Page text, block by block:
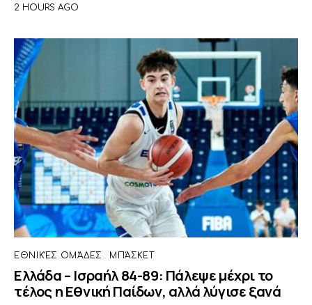
2 HOURS AGO
ΕΘΝΙΚΈΣ ΟΜΆΔΕΣ ΜΠΆΣΚΕΤ
Ελλάδα – Ισραήλ 84-89: Πάλεψε μέχρι το
τέλος η Εθνική Παίδων, αλλά λύγισε ξανά